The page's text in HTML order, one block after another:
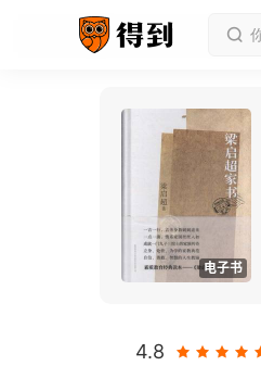
电子书
4.8